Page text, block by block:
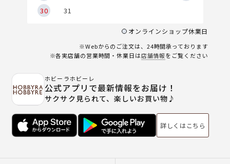
30
31
オンラインショップ休業日
※Webからのご注文は、24時間承っております
※各実店舗の営業時間・休業日は店舗情報をご覧ください
ホビーラホビーレ
公式アプリで最新情報をお届け！
サクサク見られて、楽しいお買い物♪
詳しくはこちら